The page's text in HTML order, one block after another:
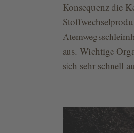
Konsequenz die
aus. Wichtige
sich sehr schnell